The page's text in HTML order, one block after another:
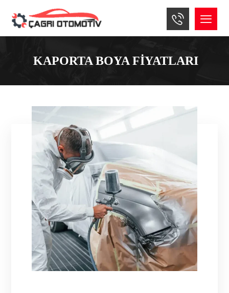
KAPORTA BOYA FIYATLARI